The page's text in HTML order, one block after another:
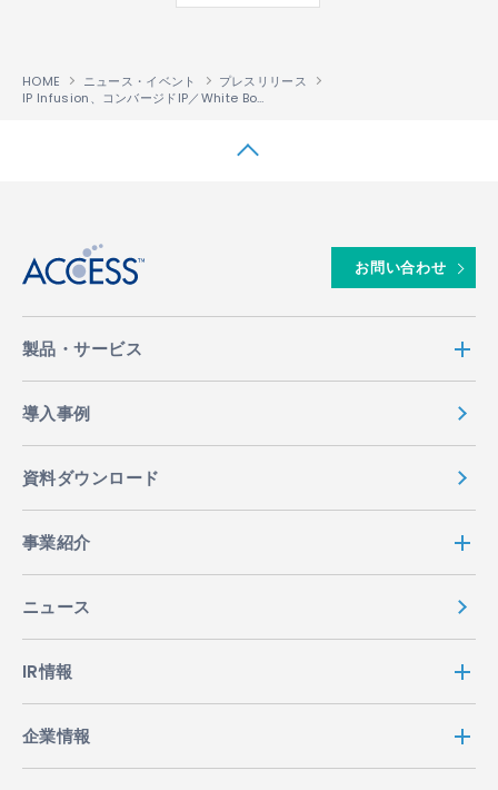
HOME ニュース・イベント
プレスリリース
IP Infusion、コンバージドIP／White Box型光伝送ソリューション向けCienaの400G ZR／ZR+対応光技術の認証を完了
お問い合わせ
製品・サービス
導入事例
資料ダウンロード
事業紹介
ニュース
IR情報
企業情報